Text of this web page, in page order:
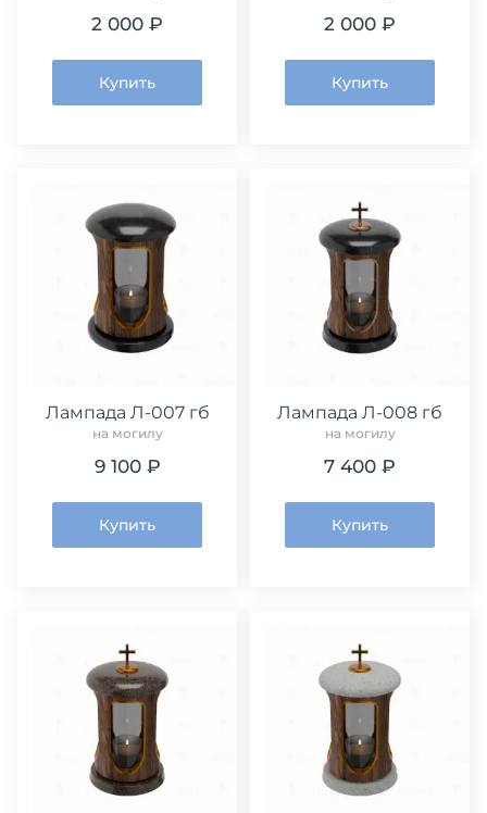
2 000 ₽
Купить
2 000 ₽
Купить
Лампада Л-007 гб
на могилу
9 100 ₽
Купить
Лампада Л-008 гб
на могилу
7 400 ₽
Купить